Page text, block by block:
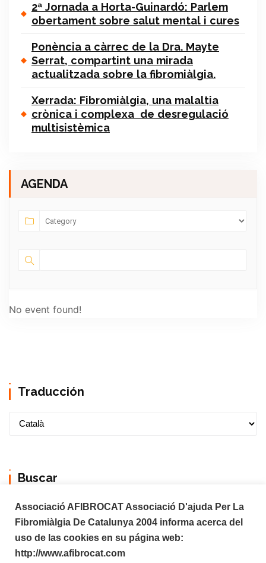
2ª Jornada a Horta-Guinardó: Parlem
obertament sobre salut mental i cures
Ponència a càrrec de la Dra. Mayte
Serrat, compartint una mirada
actualitzada sobre la fibromiàlgia.
Xerrada: Fibromiàlgia, una malaltia
crònica i complexa de desregulació
multisistèmica
AGENDA
No event found!
Traducción
Buscar
Associació AFIBROCAT Associació D'ajuda Per La
Fibromiàlgia De Catalunya 2004 informa acerca del
uso de las cookies en su página web:
http://www.afibrocat.com